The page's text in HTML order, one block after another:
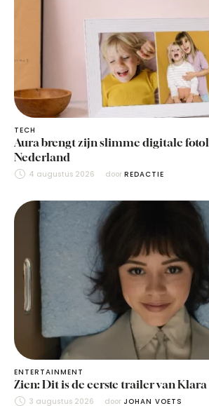
TECH
Aura brengt zijn slimme digitale
Nederland
4 augustus 2026 door REDACTIE
ENTERTAINMENT
Zien: Dit is de eerste trailer van Klara
3 augustus 2026 door JOHAN VOETS